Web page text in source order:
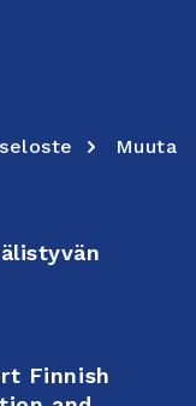
Muuta
Finnish